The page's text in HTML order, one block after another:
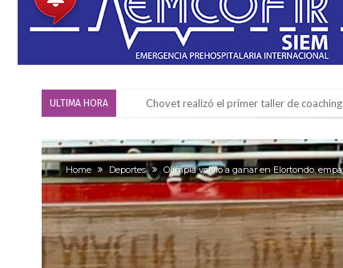
ULTIMA HORA Chovet realizó el primer taller de
Comienza una mesa de lectura sobre
Sueño albiceleste: la arquera firmatense
Roxana Carabajal dejó su huella en la
Clima: comienza un trimestre cálido y
Home Deportes Olimpia volvió a ganar en Elortondo,